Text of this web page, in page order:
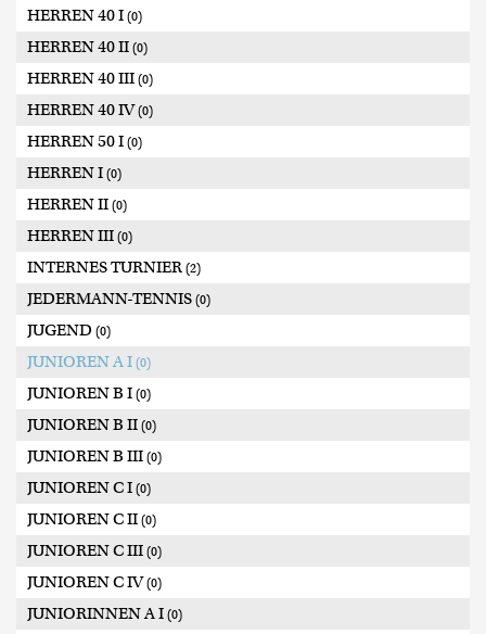
HERREN 40 I (0)
HERREN 40 II (0)
HERREN 40 III (0)
HERREN 40 IV(0)
HERREN 50 I (0)
HERREN I (0)
HERREN II (0)
HERREN III (0)
INTERNES TURNIER (2)
JEDERMANN-TENNIS (0)
JUGEND (0)
JUNIOREN A I (0)
JUNIOREN B I (0)
JUNIOREN B II (0)
JUNIOREN B III (0)
JUNIOREN C I (0)
JUNIOREN C II (0)
JUNIOREN C III (0)
JUNIOREN C IV(0)
JUNIORINNEN A I (0)